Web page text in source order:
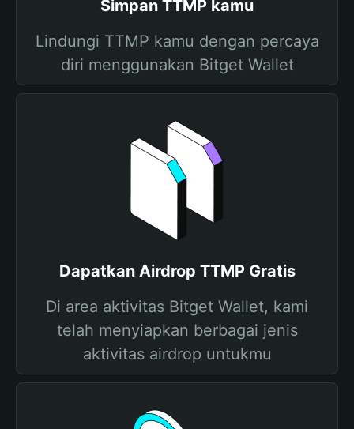
Simpan TTMP kamu
Lindungi TTMP kamu dengan percaya
diri menggunakan Bitget Wallet
Dapatkan Airdrop TTMP Gratis
Di area aktivitas Bitget Wallet, kami
telah menyiapkan berbagai jenis
aktivitas airdrop untukmu